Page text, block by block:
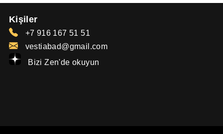
Kişiler
+7 916 167 51 51
vestiabad@gmail.com
Bizi Zen'de okuyun